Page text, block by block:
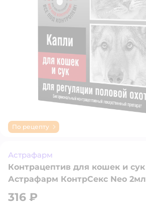
По рецепту
Астрафарм
Контрацептив для кошек и сук
Астрафарм КонтрСекс Neo 2мл
316 ₽